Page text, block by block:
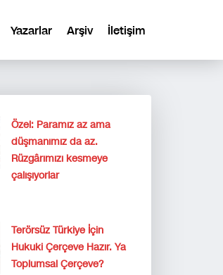
Yazarlar Arşiv İletişim
Özel: Paramız az ama
düşmanımız da az.
Rüzgârımızı kesmeye
çalışıyorlar
Terörsüz Türkiye İçin
Hukuki Çerçeve Hazır. Ya
Toplumsal Çerçeve?